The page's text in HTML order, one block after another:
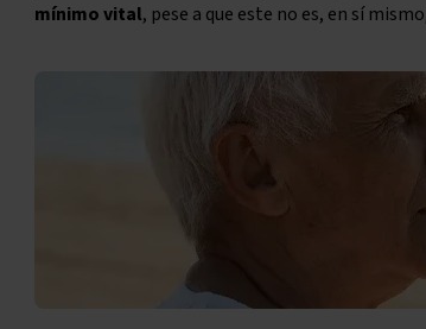
mínimo vital, pese a que este no es, en sí